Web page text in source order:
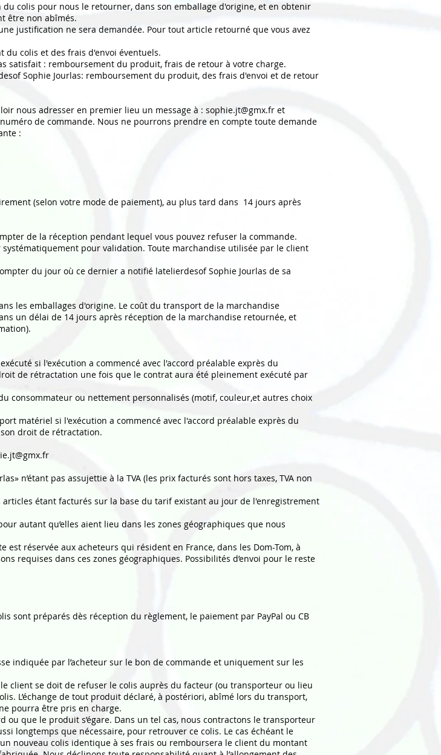
colis pour nous le retourner, dans son emballage d'origine, et en obtenir
être non abîmés.
justification ne sera demandée. Pour tout article retourné que vous avez
du colis et des frais d'envoi éventuels.
satisfait : remboursement du produit, frais de retour à votre charge.
Sophie Jourlas: remboursement du produit, des frais d'envoi et de retour
nous adresser en premier lieu un message à : sophie.jt@gmx.fr et
de commande. Nous ne pourrons prendre en compte toute demande
:
(selon votre mode de paiement), au plus tard dans 14 jours après
de la réception pendant lequel vous pouvez refuser la commande.
pour validation. Toute marchandise utilisée par le client
du jour où ce dernier a notifié latelierdesof Sophie Jourlas de sa
les emballages d'origine. Le coût du transport de la marchandise
un délai de 14 jours après réception de la marchandise retournée, et
si l'exécution a commencé avec l'accord préalable exprès du
de rétractation une fois que le contrat aura été pleinement exécuté par
consommateur ou nettement personnalisés (motif, couleur,et autres choix
matériel si l'exécution a commencé avec l'accord préalable exprès du
droit de rétractation.
n’étant pas assujettie à la TVA (les prix facturés sont hors taxes, TVA non
étant facturés sur la base du tarif existant au jour de l'enregistrement
autant qu’elles aient lieu dans les zones géographiques que nous
réservée aux acheteurs qui résident en France, dans les Dom-Tom, à
requises dans ces zones géographiques. Possibilités d’envoi pour le reste
sont préparés dès réception du règlement, le paiement par PayPal ou CB
indiquée par l’acheteur sur le bon de commande et uniquement sur les
client se doit de refuser le colis auprès du facteur (ou transporteur ou lieu
L’échange de tout produit déclaré, à postériori, abîmé lors du transport,
pourra être pris en charge.
que le produit s’égare. Dans un tel cas, nous contractons le transporteur
longtemps que nécessaire, pour retrouver ce colis. Le cas échéant le
nouveau colis identique à ses frais ou remboursera le client du montant